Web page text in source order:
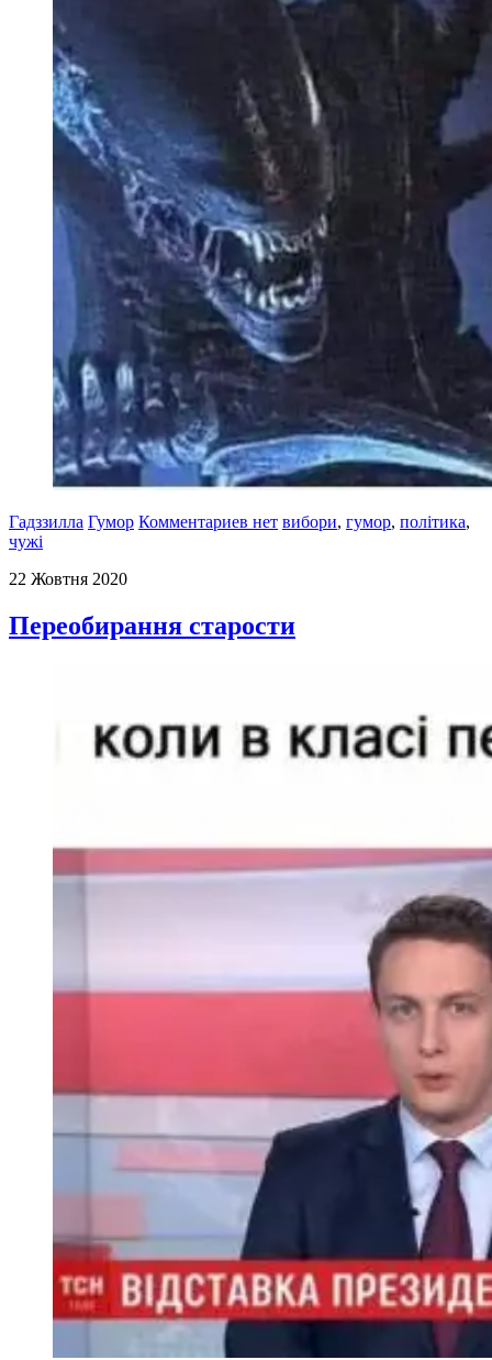
Гадззилла Гумор Комментариев нет вибори, гумор, політика,
чужі
22 Жовтня 2020
Переобирання старости